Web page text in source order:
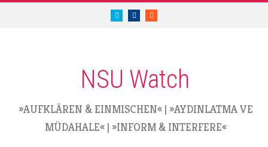
twitter.com/nsuwatch
facebook.com/nsuwatch
RSS
NSU Watch
»AUFKLÄREN & EINMISCHEN« | »AYDINLATMA VE
MÜDAHALE« | »INFORM & INTERFERE«